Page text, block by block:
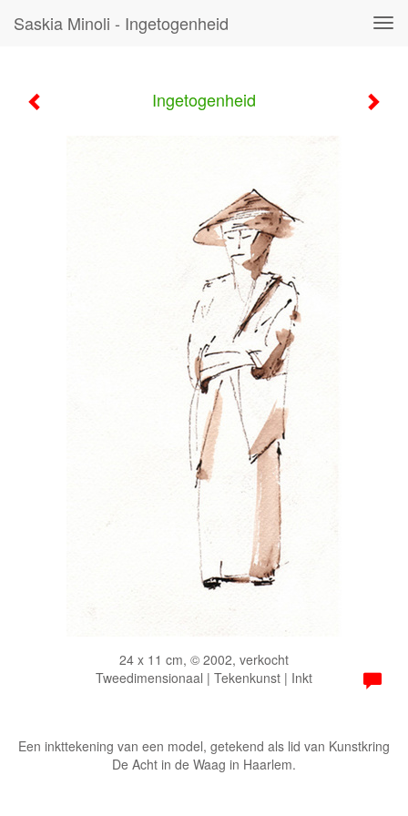
Saskia Minoli - Ingetogenheid
Ingetogenheid
24 x 11 cm, © 2002, verkocht
Tweedimensionaal | Tekenkunst | Inkt
Een inkttekening van een model, getekend als lid van Kunstkring
De Acht in de Waag in Haarlem.